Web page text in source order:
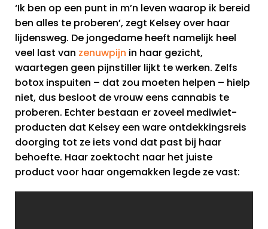
‘Ik ben op een punt in m’n leven waarop ik bereid
ben alles te proberen’, zegt Kelsey over haar
lijdensweg. De jongedame heeft namelijk heel
veel last van zenuwpijn in haar gezicht,
waartegen geen pijnstiller lijkt te werken. Zelfs
botox inspuiten – dat zou moeten helpen – hielp
niet, dus besloot de vrouw eens cannabis te
proberen. Echter bestaan er zoveel mediwiet-
producten dat Kelsey een ware ontdekkingsreis
doorging tot ze iets vond dat past bij haar
behoefte. Haar zoektocht naar het juiste
product voor haar ongemakken legde ze vast: